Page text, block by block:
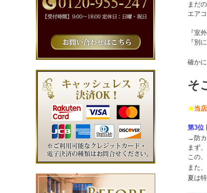
まだ
エア
『室
『別
確か
そ
★当
第3位
→防カ
まず
この
また
夏は